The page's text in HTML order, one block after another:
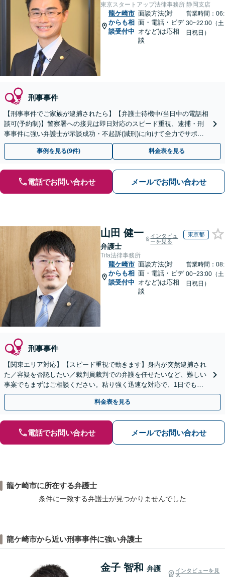
東京スタートアップ法律事務所 静岡支店
龍ケ崎市
からも相
談受付中
面談方法(対
面・電話・ビデ
オなど)は応相
談
営業時間：06:
30~22:00（土
日祝日）
刑事事件
【刑事事件でご家族が逮捕されたら】【弁護士待機中/当日中の電話相
談可(予約制)】警察署への接見は即日対応のスピード重視、逮捕・刑
事事件に強い弁護士が示談成功・不起訴(減刑)に向けて全力でサポー
トします。【加害者側の相談専門】
事例を見る(9件) 料金表を見る
電話でお問い合わせ メールでお問い合わせ
山田 健一
弁護士
インタビュ
ーを見る
東京都
Tifa法律事務所
龍ケ崎市
からも相
談受付中
面談方法(対
面・電話・ビデ
オなど)は応相
談
営業時間：08:
00~23:00（土
日祝日）
刑事事件
【関東エリア対応】【スピード重視で動きます】身内が突然逮捕され
た／容疑を否認したい／裁判員裁判での弁護を任せたいなど、難しい
事案でもまずはご相談ください。粘り強く迅速な対応で、1日でも早
い解決を目指します。刑事事件は迷わず弁護士へ！
料金表を見る
電話でお問い合わせ メールでお問い合わせ
龍ケ崎市に所在する弁護士
条件に一致する弁護士が見つかりませんでした
龍ケ崎市から近い刑事事件に強い弁護士
金子 智和 弁護
インタビューを見
る